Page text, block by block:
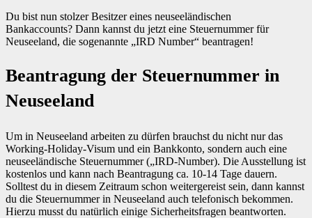
Du bist nun stolzer Besitzer eines neuseeländischen
Bankaccounts? Dann kannst du jetzt eine Steuernummer für
Neuseeland, die sogenannte „IRD Number“ beantragen!
Beantragung der Steuernummer in
Neuseeland
Um in Neuseeland arbeiten zu dürfen brauchst du nicht nur das
Working-Holiday-Visum und ein Bankkonto, sondern auch eine
neuseeländische Steuernummer („IRD-Number). Die Ausstellung ist
kostenlos und kann nach Beantragung ca. 10-14 Tage dauern.
Solltest du in diesem Zeitraum schon weitergereist sein, dann kannst
du die Steuernummer in Neuseeland auch telefonisch bekommen.
Hierzu musst du natürlich einige Sicherheitsfragen beantworten.